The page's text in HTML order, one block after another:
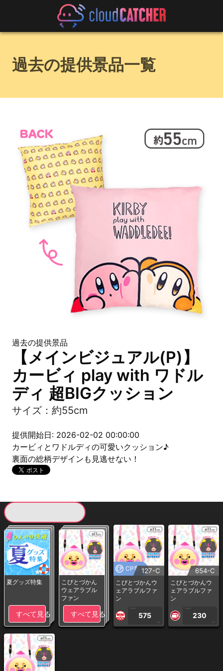
過去の提供景品一覧
過去の提供景品
【メインビジュアル(P)】
カービィ play with ワドル
ディ 超BIGクッション
サイズ：約55cm
提供開始日: 2026-02-02 00:00:00
カービィとワドルディの可愛いクッション♪
裏面の総柄デザインも見逃せない！
夏グッズ特集
すべて見る
こびとづかん
ウェアラブル
ファン
すべて見る
CP専用127-C
こびとづかんウ
ェアラブルファ
ン
1PLAY
575
CP
654-C
こびとづかんウ
ェアラブルファ
ン
1PLAY
230
CP